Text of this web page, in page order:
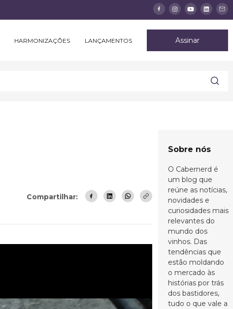
HARMONIZAÇÕES LANÇAMENTOS Assinar
Compartilhar:
Sobre nós
O Cabernerd é
um blog que
reúne as notícias,
novidades e
curiosidades mais
relevantes do
mundo dos
vinhos. Das
tendências que
estão moldando
o mercado às
histórias por trás
dos bastidores,
tudo o que vale a